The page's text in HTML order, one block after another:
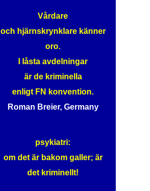
Vårdare
och hjärnskrynklare känner
oro.
I låsta avdelningar
är de kriminella
enligt FN konvention.
Roman Breier, Germany
psykiatri:
om det är bakom galler; är
det kriminellt!